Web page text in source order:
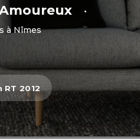
•
à Nîmes
2012